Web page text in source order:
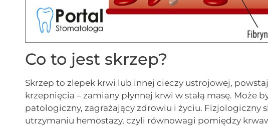
Co to jest skrzep?
Skrzep to zlepek krwi lub innej cieczy ustrojowej,
krzepnięcia – zamiany płynnej krwi w stałą masę. Może
patologiczny, zagrażający zdrowiu i życiu. Fizjologiczny
utrzymaniu hemostazy, czyli równowagi pomiędzy